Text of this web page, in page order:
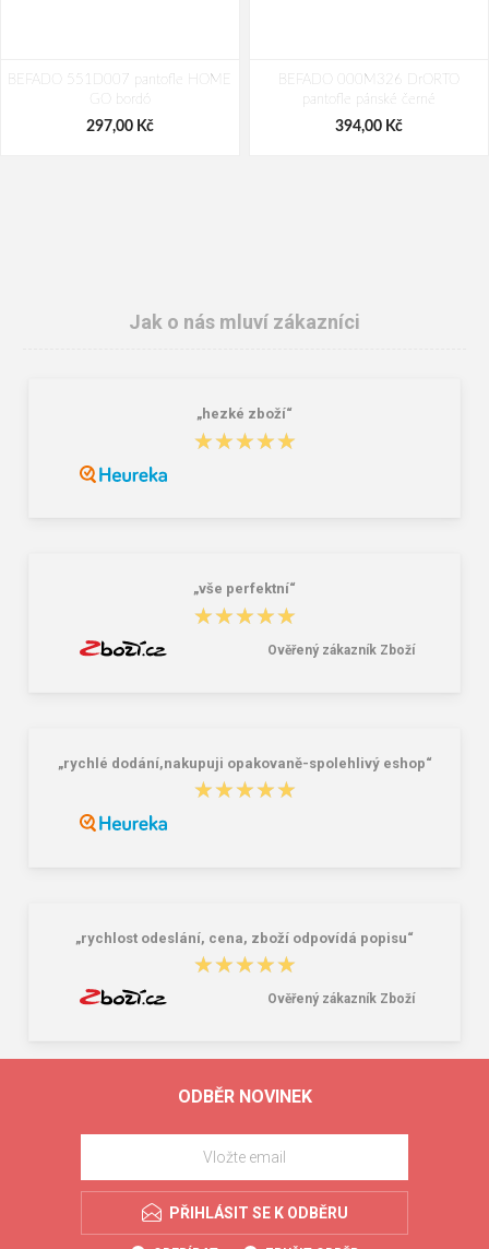
BEFADO 551D007 pantofle HOME
GO bordó
297,00 Kč
BEFADO 000M326 DrORTO
pantofle pánské černé
394,00 Kč
pantofle CLIP MummyMe růžové
354,00 Kč
Jak o nás mluví zákazníci
„hezké zboží“
★★★★★
★★★★★
„vše perfektní“
★★★★★
★★★★★
Ověřený zákazník Zboží
„rychlé dodání,nakupuji opakovaně-spolehlivý eshop“
★★★★★
★★★★★
„rychlost odeslání, cena, zboží odpovídá popisu“
★★★★★
★★★★★
Ověřený zákazník Zboží
ODBĚR NOVINEK
PŘIHLÁSIT SE K ODBĚRU